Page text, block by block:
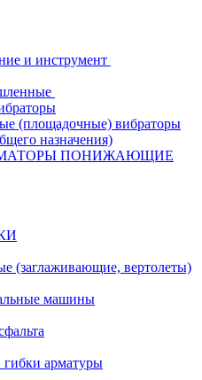
и инструмент
(площадочные) вибраторы
назначения)
ПОНИЖАЮЩИЕ
(заглаживающие, вертолеты)
машины
гибки арматуры